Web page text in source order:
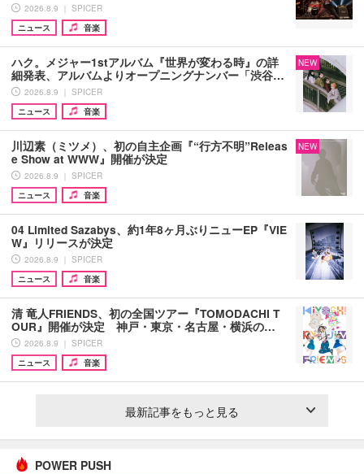
2026.8.9 ｜ SPICER
ニュース
音楽
ハク。メジャー1stアルバム『世界が変わる時』の詳
細発表、アルバムよりオープニングナンバー「渋谷…
2026.8.9 ｜ SPICER
ニュース
音楽
NEW
川辺素（ミツメ）、初の自主企画『“行方不明”Releas
e Show at WWW』開催が決定
2026.8.9 ｜ SPICER
ニュース
音楽
NEW
04 Limited Sazabys、約1年8ヶ月ぶりニューEP『VIE
W』リリースが決定
2026.8.9 ｜ SPICER
ニュース
音楽
清 竜人FRIENDS、初の全国ツアー『TOMODACHI T
OUR』開催が決定 神戸・東京・名古屋・横浜の…
2026.8.9 ｜ SPICER
ニュース
音楽
最新記事をもっと見る
POWER PUSH